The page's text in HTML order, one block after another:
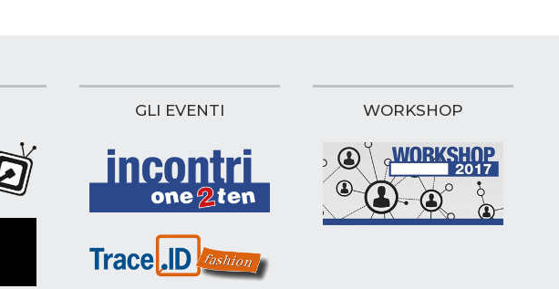
GLI EVENTI WORKSHOP